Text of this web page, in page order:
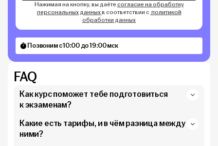
Нажимая на кнопку, вы даётесогласие на обработку
персональных данныхв соответствии с политикой
обработки данных
Позвоним с 10:00 до 19:00 мск
FAQ
Как курс поможет тебе подготовиться
к экзаменам?
Какие есть тарифы, и в чём разница между
ними?